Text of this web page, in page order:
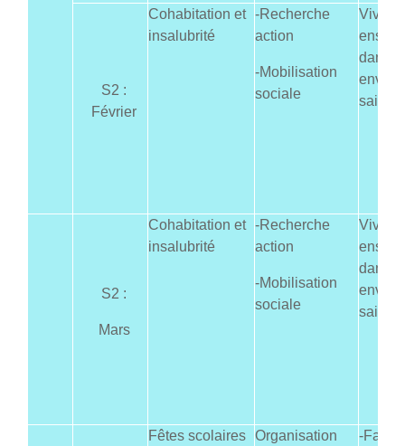
S2 :
Février
Cohabitation et
insalubrité
-Recherche
action
-Mobilisation
sociale
Vivre
dans
sain
S2 :
Mars
Cohabitation et
insalubrité
-Recherche
action
-Mobilisation
sociale
Vivre
dans
sain
Fêtes scolaires Organisation
-Faire